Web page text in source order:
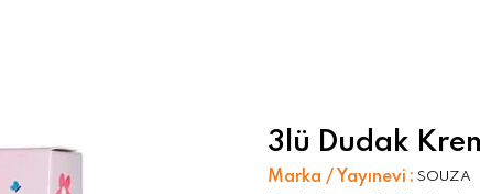
3lü Dudak
Marka / Yayınevi : SOUZA